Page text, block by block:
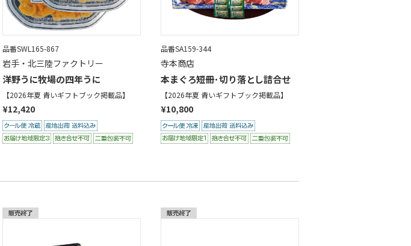
品番SWL165-867
岩手・北三陸ファクトリー
洋野うに牧場の四年うに
【2026年夏 青いギフトブック掲載品】
¥12,420
品番SA159-344
寺本商店
本まぐろ短冊･切り落とし詰合せ
【2026年夏 青いギフトブック掲載品】
¥10,800